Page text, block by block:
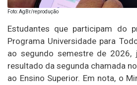
Foto: AgBr/reprodução
Estudantes que participam do
Programa Universidade para
ao segundo semestre de
resultado da segunda chamada
ao Ensino Superior. Em nota, o